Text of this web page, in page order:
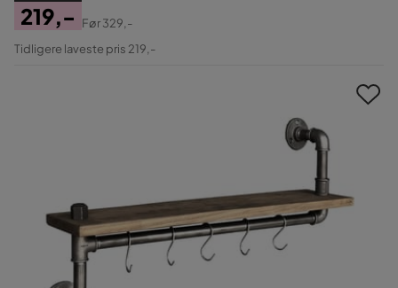
Pris
219,-
Original
Før329,-
Tidligere laveste pris 219,-